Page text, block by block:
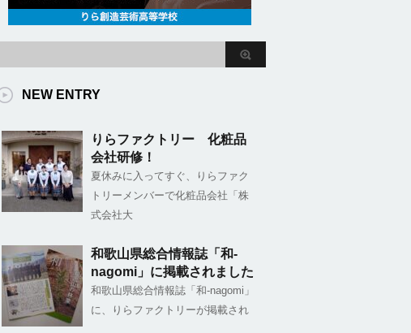
NEW ENTRY
りらファクトリー 化粧品
会社研修！
夏休みに入ってすぐ、りらファク
トリーメンバーで化粧品会社「株
式会社大
和歌山県総合情報誌「和-
nagomi」に掲載されました
和歌山県総合情報誌「和-nagomi」
に、りらファクトリーが掲載され